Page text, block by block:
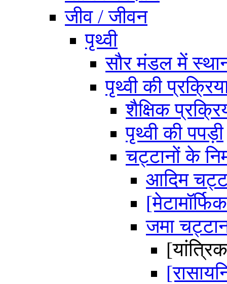
जीव / जीवन
पृथ्वी
सौर मंडल में
पृथ्वी की
शैक्षिक
पृथ्वी की पपड़ी
चट्टानों के
आदिम
जमा